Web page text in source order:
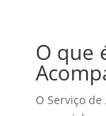
O que
O Serviço